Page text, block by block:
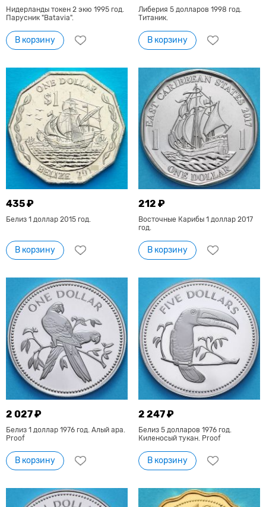
Нидерланды токен 2 экю 1995 год.
Парусник "Batavia".
В корзину
Либерия 5 долларов 1998 год.
Титаник.
В корзину
435 ₽
Белиз 1 доллар 2015 год.
В корзину
212 ₽
Восточные Карибы 1 доллар 2017
год.
В корзину
2 027 ₽
Белиз 1 доллар 1976 год. Алый ара.
Proof
В корзину
2 247 ₽
Белиз 5 долларов 1976 год.
Киленосый тукан. Proof
В корзину